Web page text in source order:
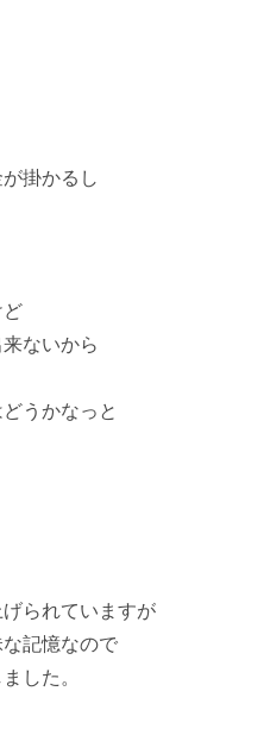
掛かる し
ど
ないから
うかなっと
られていますが
記憶なので
した。